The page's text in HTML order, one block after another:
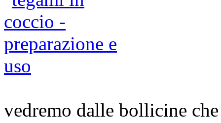
vedremo dalle bollicine